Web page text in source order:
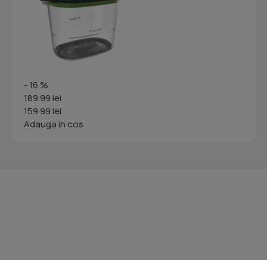
- 16 %
189.99 lei
159.99 lei
Adauga in cos